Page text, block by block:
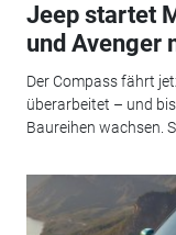
Jeep startet
und Avenger
Der Compass fährt
überarbeitet – und
Baureihen wachsen.